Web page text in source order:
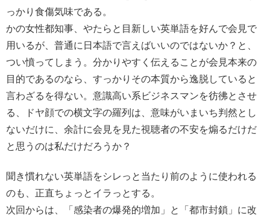
っかり食傷気味である。
かの女性都知事、やたらと目新しい英単語を好んで会見で
用いるが、普通に日本語で言えばいいのではないか？と、
つい憤ってしまう。分かりやすく伝えることが会見本来の
目的であるのなら、すっかりその本質から逸脱していると
言わざるを得ない。意識高い系ビジネスマンを彷彿とさせ
る、ドヤ顔での横文字の羅列は、意味がいまいち判然とし
ないだけに、余計に会見を見た視聴者の不安を煽るだけだ
と思うのは私だけだろうか？
聞き慣れない英単語をシレっと当たり前のように使われる
のも、正直ちょっとイラっとする。
次回からは、「感染者の爆発的増加」と「都市封鎖」に改